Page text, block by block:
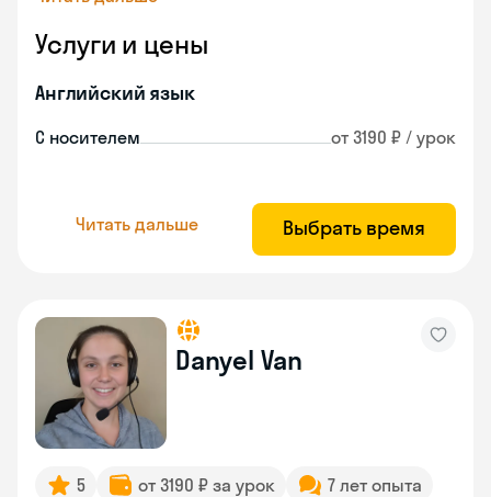
Услуги и цены
Английский язык
С носителем от 3190 ₽ / урок
Читать дальше Выбрать время
Danyel Van
5 от 3190 ₽ за урок
7 лет опыта